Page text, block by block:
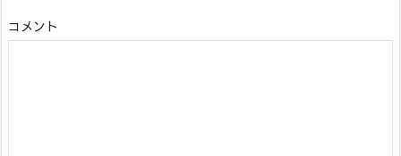
コメント